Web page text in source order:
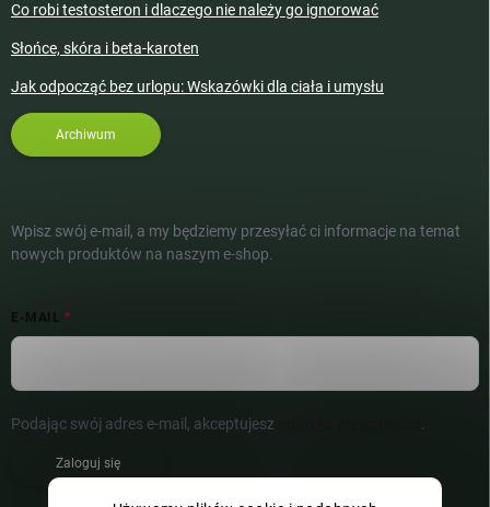
Co robi testosteron i dlaczego nie należy go ignorować
Słońce, skóra i beta-karoten
Jak odpocząć bez urlopu: Wskazówki dla ciała i umysłu
Archiwum
Wpisz swój e-mail, a my będziemy przesyłać ci informacje na temat
nowych produktów na naszym e-shop.
E-MAIL
Podając swój adres e-mail, akceptujesz .
Zaloguj się